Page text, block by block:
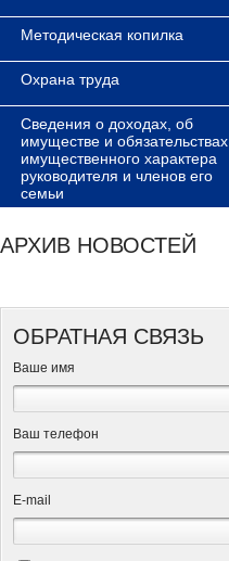
Методическая копилка
Охрана труда
Сведения о доходах, об
имуществе и обязательствах
имущественного характера
руководителя и членов его
семьи
АРХИВ НОВОСТЕЙ
ОБРАТНАЯ СВЯЗЬ
Ваше имя
Ваш телефон
Е-mail